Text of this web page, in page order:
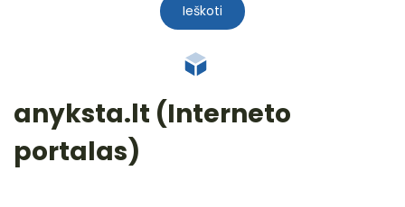
Ieškoti
anyksta.lt (Interneto
portalas)